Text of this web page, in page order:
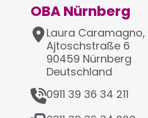
OBA Nürnberg
A
d
s
e
Laura Caramagno,
Ajtoschstraße 6
90459 Nürnberg
Deutschland
T
e
0911 39 36 34 211